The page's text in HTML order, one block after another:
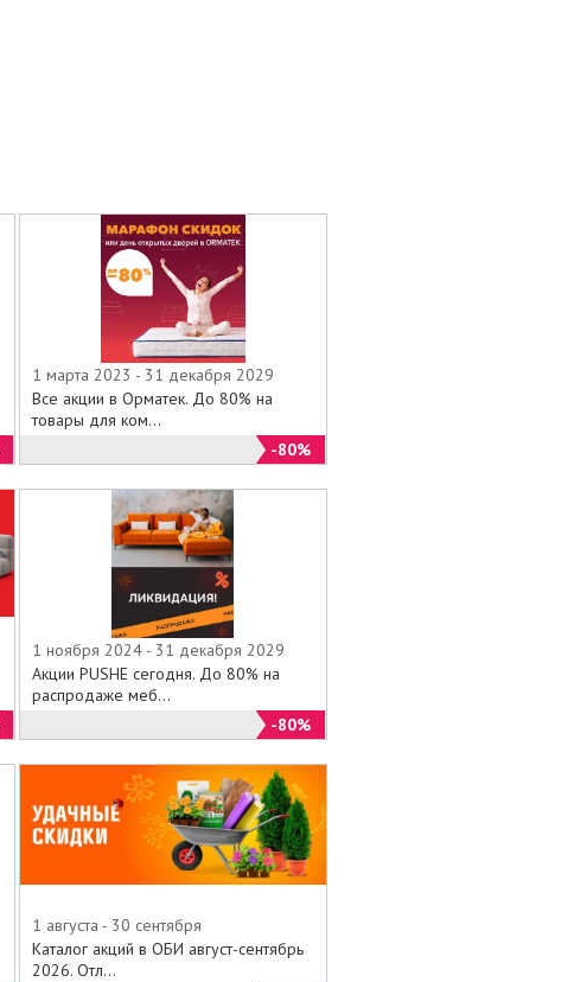
1 марта 2023 - 31 декабря 2029
Все акции в Орматек. До 80% на
товары для ком...
-80%
1 ноября 2024 - 31 декабря 2029
Акции PUSHE сегодня. До 80% на
распродаже меб...
-80%
1 августа - 30 сентября
Каталог акций в ОБИ август-сентябрь
2026. Отл...